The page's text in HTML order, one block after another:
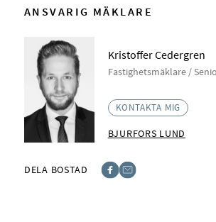
ANSVARIG MÄKLARE
Kristoffer Cedergren
Fastighetsmäklare /
KONTAKTA MIG
BJURFORS LUND
DELA BOSTAD